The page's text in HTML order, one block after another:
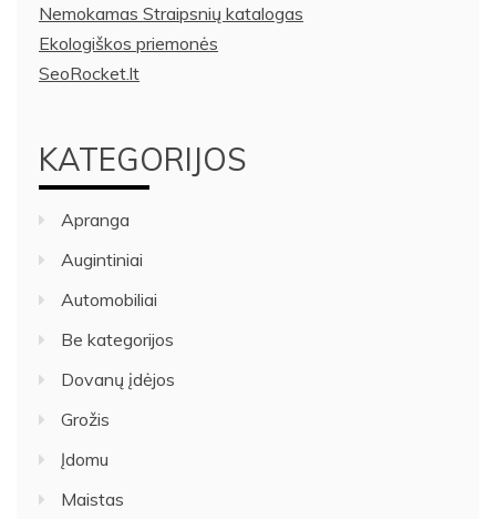
Nemokamas Straipsnių katalogas
Ekologiškos priemonės
SeoRocket.lt
KATEGORIJOS
Apranga
Augintiniai
Automobiliai
Be kategorijos
Dovanų įdėjos
Grožis
Įdomu
Maistas